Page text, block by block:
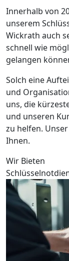
Innerhalb von
unserem
Wickrath auch
schnell wie
gelangen
Solch eine
und
uns, die
und unseren
zu helfen.
Ihnen.
Wir Bieten